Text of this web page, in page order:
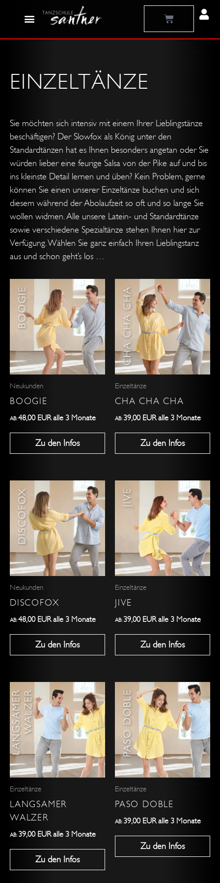
Warenkorb
EINZELTÄNZE
Sie möchten sich intensiv mit einem Ihrer Lieblingstänze
beschäftigen? Der Slowfox als König unter den
Standardtänzen hat es Ihnen besonders angetan oder Sie
würden lieber eine feurige Salsa von der Pike auf und bis
ins kleinste Detail lernen und üben? Kein Problem, gerne
können Sie einen unserer Einzeltänze buchen und sich
diesem während der Abolaufzeit so oft und so lange Sie
wollen widmen. Alle unsere Latein- und Standardtänze
sowie verschiedene Spezialtänze stehen Ihnen hier zur
Verfügung. Wählen Sie ganz einfach Ihren Lieblingstanz
aus und schon geht’s los …
Neukunden
BOOGIE
AB:48,00 EURalle 3 Monate
Zu den Infos
Dieses
Produkt
weist
mehrere
Varianten
auf.
Die
Optionen
können
auf
der
Produktseite
gewählt
Einzeltänze
CHA CHA CHA
AB: 39,00 EURalle 3 Monate
Zu den Infos
Dieses
Produkt
weist
mehrere
Varianten
auf.
Die
Optionen
können
auf
der
Produktseite
gewählt
Neukunden
DISCOFOX
AB:48,00 EURalle 3 Monate
Zu den Infos
Dieses
Produkt
weist
mehrere
Varianten
auf.
Die
Optionen
können
auf
der
Produktseite
gewählt
Einzeltänze
JIVE
AB: 39,00 EURalle 3 Monate
Zu den Infos
Dieses
Produkt
mehrere
Varianten
auf.
Die
Optionen
können
auf
der
Produktseite
gewählt
Einzeltänze
LANGSAMER
WALZER
AB: 39,00 EURalle 3 Monate
Zu den Infos
Dieses
Produkt
weist
mehrere
Varianten
auf.
Die
Optionen
können
auf
der
Produktseite
gewählt
werden
Einzeltänze
PASO DOBLE
AB: 39,00 EURalle 3 Monate
Zu den Infos
Dieses
Produkt
weist
mehrere
Varianten
auf.
Die
Optionen
können
auf
der
Produktseite
gewählt